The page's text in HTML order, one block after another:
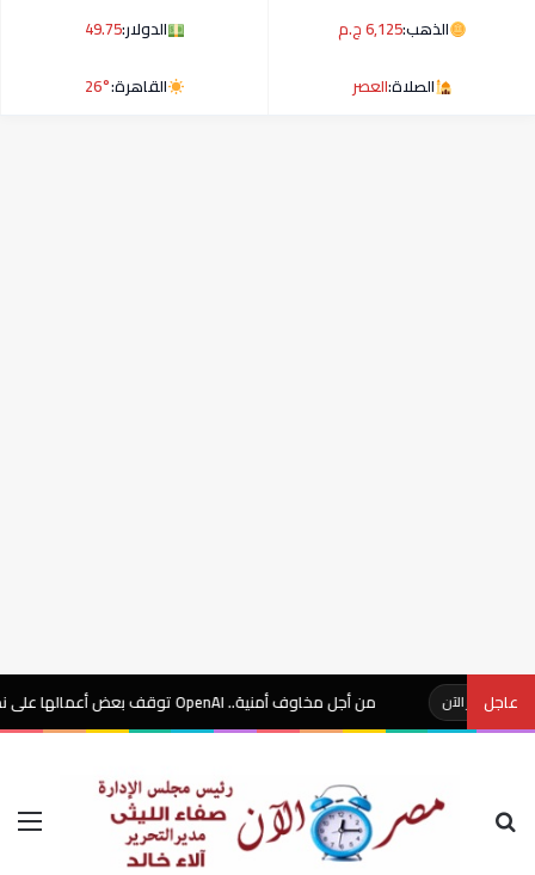
الذهب:6,125 ج.م الدولار:49.75
الصلاة:العصر القاهرة:26°
عاجل
الآن من أجل مخاوف أمنية.. OpenAI توقف بعض أعمالها على نموذج للذكاء الاصطناعي
بحث عن